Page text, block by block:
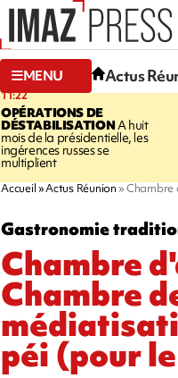
MENU Actus
11:22
OPÉRATIONS DE
DÉSTABILISATIONA huit
mois de la présidentielle, les
ingérences russes se
multiplient
Accueil Actus Réunion Chambre
Gastronomie
Chambre
Chambre
péi (pour